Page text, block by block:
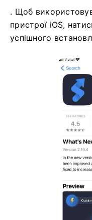
. Щоб
пристрої iOS,
успішного